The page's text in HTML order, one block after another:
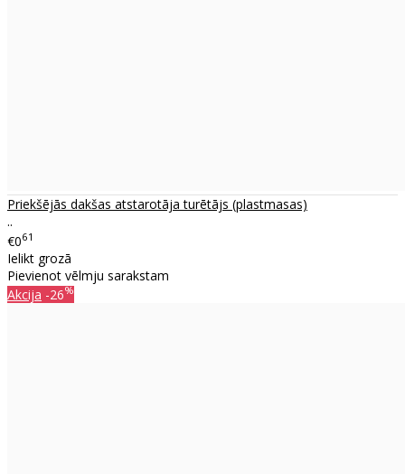
Priekšējās dakšas atstarotāja turētājs (plastmasas)
..
€061
Ielikt grozā
Pievienot vēlmju sarakstam
Akcija -26%